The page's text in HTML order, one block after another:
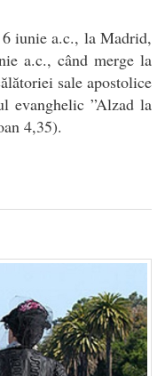
iunie a.c., la Madrid,
a.c., când merge la
sale apostolice
evanghelic ”Alzad la
4,35).